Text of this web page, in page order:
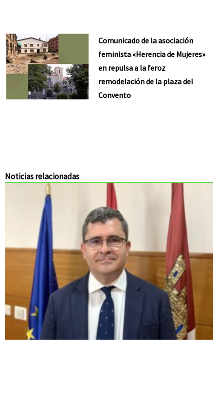
Comunicado de la asociación
feminista «Herencia de Mujeres»
en repulsa a la feroz
remodelación de la plaza del
Convento
Noticias relacionadas